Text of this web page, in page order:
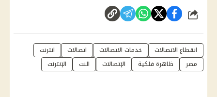
شارك
انقطاع الاتصالات خدمات الاتصالات اتصالات
انترنت
مصر
ظاهرة فلكية الإتصالات النت الإنترنت